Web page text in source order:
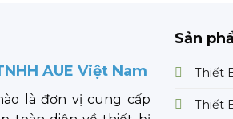
AUE Việt Nam
là đơn vị cung cấp
Sản
Thiết
Thiết